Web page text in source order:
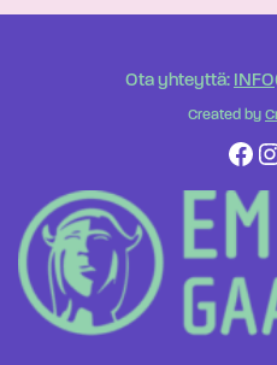
Ota yhteyttä:
Created by